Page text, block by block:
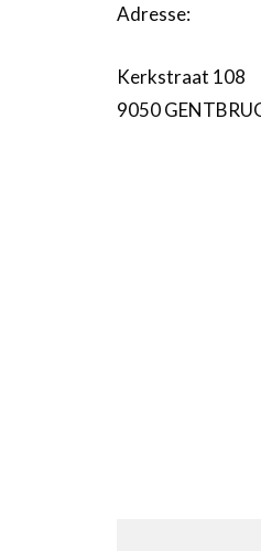
Adresse:
Kerkstraat 108
9050